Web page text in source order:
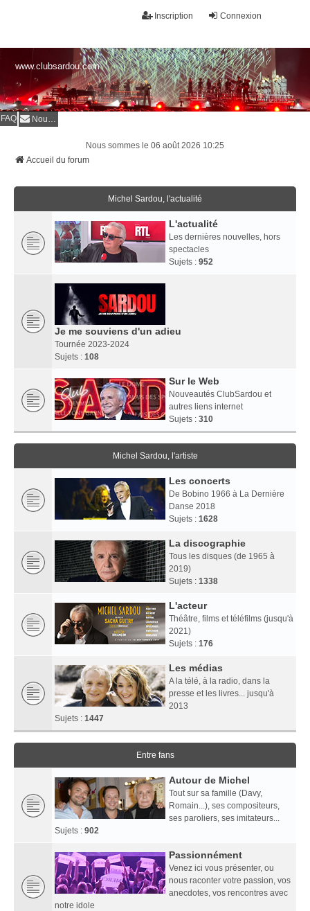
Connexion
Inscription
www.clubsardou.com
FAQ Nous contacter
Nous sommes le 06 août 2026 10:25
Accueil du forum
Michel Sardou, l'actualité
L'actualité
Les dernières nouvelles, hors
spectacles
Sujets : 952
Je me souviens d'un adieu
Tournée 2023-2024
Sujets : 108
Sur le Web
Nouveautés ClubSardou et
autres liens internet
Sujets : 310
Michel Sardou, l'artiste
Les concerts
De Bobino 1966 à La Dernière
Danse 2018
Sujets : 1628
La discographie
Tous les disques (de 1965 à
2019)
Sujets : 1338
L'acteur
Théâtre, films et téléfilms (jusqu'à
2021)
Sujets : 176
Les médias
A la télé, à la radio, dans la
presse et les livres... jusqu'à
2013
Sujets : 1447
Entre fans
Autour de Michel
Tout sur sa famille (Davy,
Romain...), ses compositeurs,
ses paroliers, ses imitateurs...
Sujets : 902
Passionnément
Venez ici vous présenter, ou
nous raconter votre passion, vos
anecdotes, vos rencontres avec
notre idole